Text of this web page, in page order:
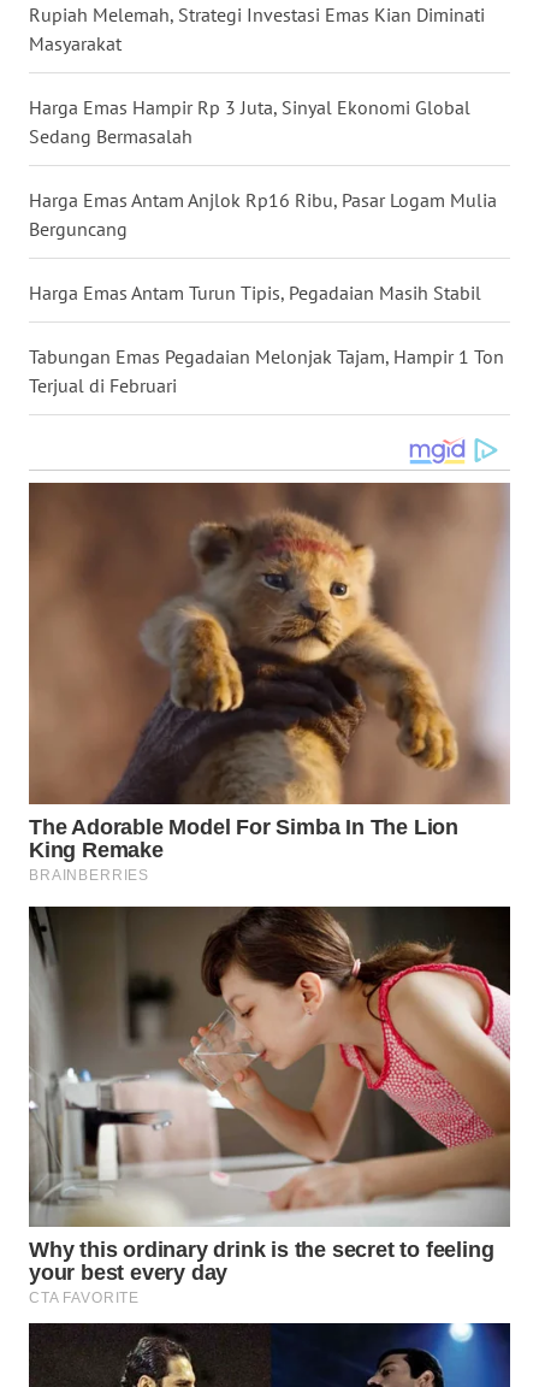
Rupiah Melemah, Strategi Investasi Emas Kian Diminati
Masyarakat
Harga Emas Hampir Rp 3 Juta, Sinyal Ekonomi Global
Sedang Bermasalah
Harga Emas Antam Anjlok Rp16 Ribu, Pasar Logam Mulia
Berguncang
Harga Emas Antam Turun Tipis, Pegadaian Masih Stabil
Tabungan Emas Pegadaian Melonjak Tajam, Hampir 1 Ton
Terjual di Februari
KALTIM
SULSEL
WN
GORONTALO
WN
SULUT
WN
MALUKU
MALUT
WN
LANGKAT
WN
TAPANULI
SELATAN
LESUNG
WN
KARO
WN
SIMALUNGUN
WN
LABUHANBATU